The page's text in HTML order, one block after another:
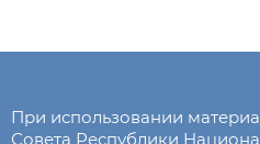
При использовании
Совета Республики